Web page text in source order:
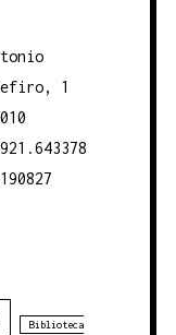
1
Biblioteca